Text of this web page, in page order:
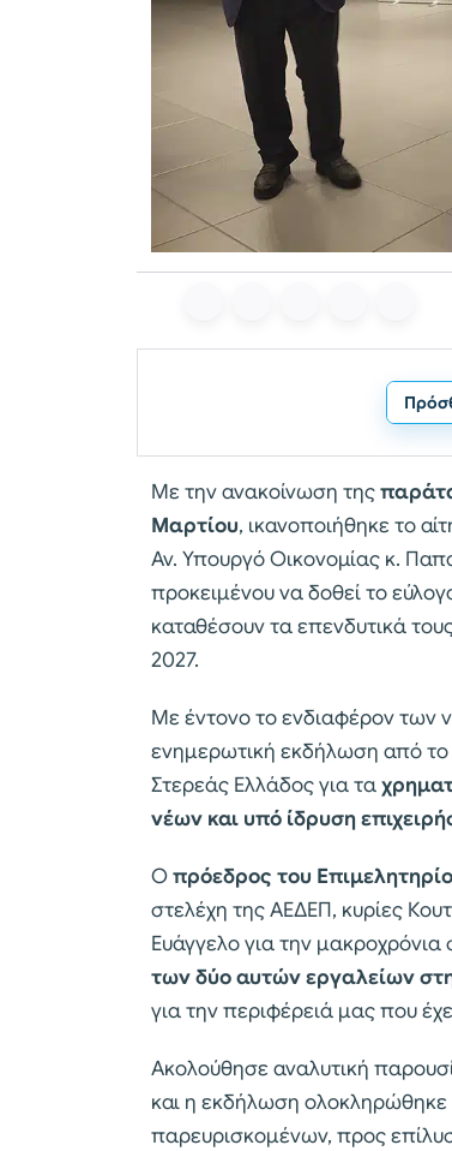
Με την ανακοίνωση της
Μαρτίου, ικανοποιήθηκε το
Αν. Υπουργό Οικονομίας κ.
προκειμένου να δοθεί το
καταθέσουν τα επενδυτικά
2027.
Με έντονο το ενδιαφέρον των
ενημερωτική εκδήλωση από το
Στερεάς Ελλάδος για τα
νέων και υπό ίδρυση
Οπρόεδρος του
στελέχη της ΑΕΔΕΠ, κυρίες
Ευάγγελο για την
των δύο αυτών εργαλείων στη
για την περιφέρειά μας που
Ακολούθησε αναλυτική
και η εκδήλωση
παρευρισκομένων, προς